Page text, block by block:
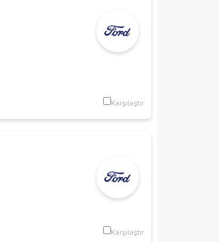
Karşılaştır
Karşılaştır